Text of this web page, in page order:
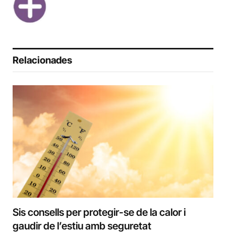
Relacionades
Sis consells per protegir-se de la calor i
gaudir de l’estiu amb seguretat